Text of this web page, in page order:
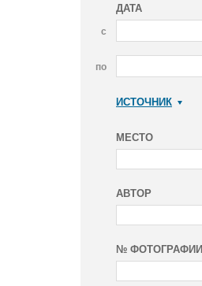
ДАТА
с
по
ИСТОЧНИК
МЕСТО
АВТОР
№ ФОТОГРАФИИ